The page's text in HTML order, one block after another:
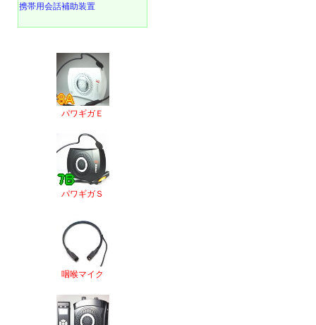
携帯用会話補助装置
パワギガＥ
パワギガＳ
咽喉マイク